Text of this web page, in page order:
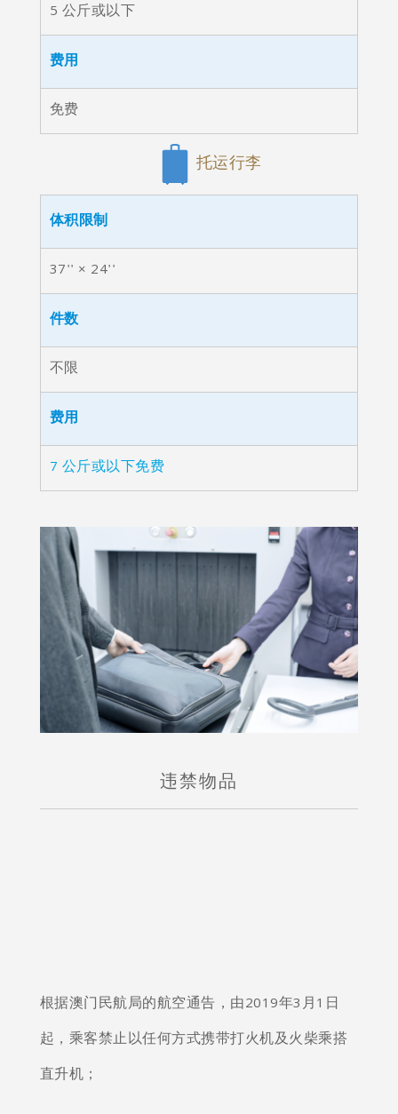
5 公斤或以下
费用
免费
托运行李
体积限制
37'' × 24''
件数
不限
费用
7 公斤或以下免费
违禁物品
根据澳门民航局的航空通告，由2019年3月1日
起，乘客禁止以任何方式携带打火机及火柴乘搭
直升机；